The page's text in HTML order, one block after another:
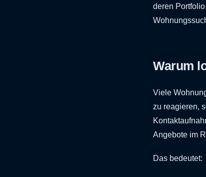
deren
Warum
Viele
zu reagieren,
Angebote im
Das bedeutet: